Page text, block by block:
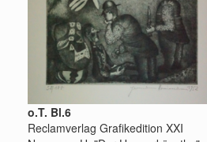
o.T. Bl.6
Reclamverlag Grafikedition XXI